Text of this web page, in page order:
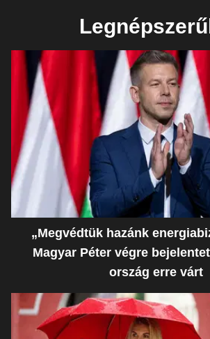
„Megvédtük hazánk
Magyar Péter végre
ország erre várt